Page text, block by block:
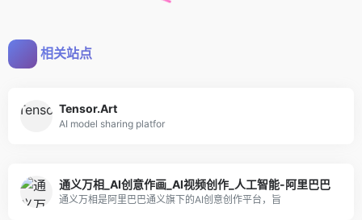
相关站点
Tensor.Art
AI model sharing platfor
通义万相_AI创意作画_AI视频创作_人工智能-阿里巴巴
通义万相是阿里巴巴通义旗下的AI创意创作平台，旨